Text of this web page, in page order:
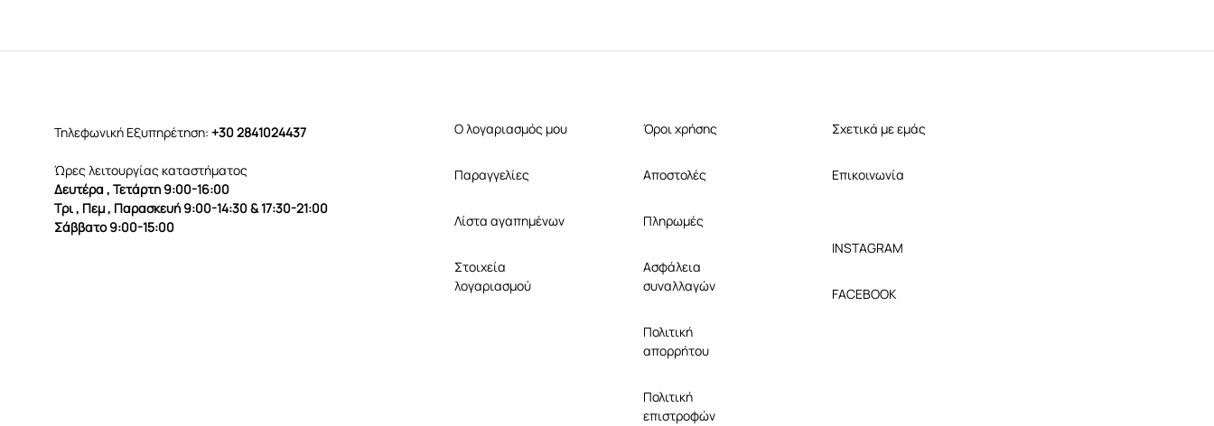
Τηλεφωνική Εξυπηρέτηση: +30 2841024437
Ώρες λειτουργίας καταστήματος
Δευτέρα , Τετάρτη 9:00-16:00
Τρι , Πεμ , Παρασκευή 9:00-14:30 & 17:30-21:00
Σάββατο 9:00-15:00
Ο λογαριασμός μου
Παραγγελίες
Λίστα αγαπημένων
Στοιχεία
λογαριασμού
Όροι χρήσης
Αποστολές
Πληρωμές
Ασφάλεια
συναλλαγών
Πολιτική
απορρήτου
Πολιτική
επιστροφών
Σχετικά με εμάς
Επικοινωνία
INSTAGRAM
FACEBOOK